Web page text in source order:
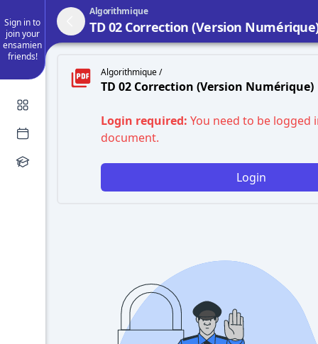
Sign in to
join your
ensamien
friends!
Algorithmique
TD 02 Correction (Version
Algorithmique /
TD 02 Correction (Version Numérique)
Login required: You need to be logged
document.
Login